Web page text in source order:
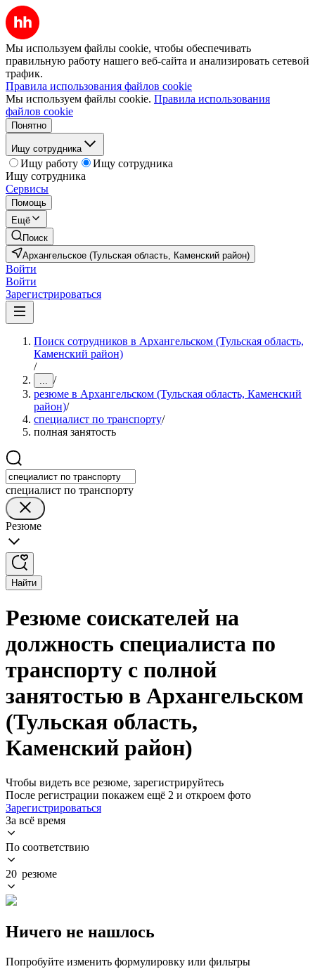
Мы используем файлы cookie, чтобы обеспечивать
правильную работу нашего веб-сайта и анализировать сетевой
трафик.
Правила использования файлов cookie
Мы используем файлы cookie. Правила использования
файлов cookie
Понятно
Ищу сотрудника
Ищу работу
Ищу сотрудника
Ищу сотрудника
Сервисы
Помощь
Ещё
Поиск
Архангельское (Тульская область, Каменский район)
Войти
Войти
Зарегистрироваться
Поиск сотрудников в Архангельском (Тульская область,
Каменский район)
/
... /
резюме в Архангельском (Тульская область, Каменский
район)/
специалист по транспорту/
полная занятость
специалист по транспорту
Резюме
Найти
Резюме соискателей на
должность специалиста по
транспорту с полной
занятостью в Архангельском
(Тульская область,
Каменский район)
Чтобы видеть все резюме, зарегистрируйтесь
После регистрации покажем ещё 2 и откроем фото
Зарегистрироваться
За всё время
По соответствию
20 резюме
Ничего не нашлось
Попробуйте изменить формулировку или фильтры